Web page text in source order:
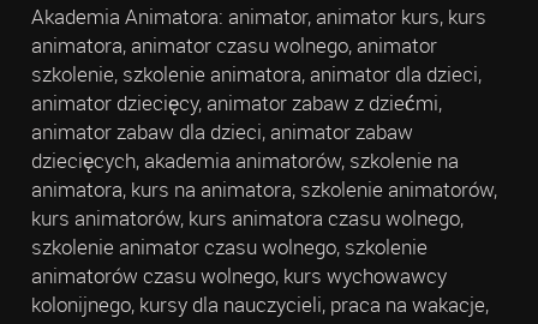
Akademia Animatora: animator, animator kurs, kurs
animatora, animator czasu wolnego, animator
szkolenie, szkolenie animatora, animator dla dzieci,
animator dziecięcy, animator zabaw z dziećmi,
animator zabaw dla dzieci, animator zabaw
dziecięcych, akademia animatorów, szkolenie na
animatora, kurs na animatora, szkolenie animatorów,
kurs animatorów, kurs animatora czasu wolnego,
szkolenie animator czasu wolnego, szkolenie
animatorów czasu wolnego, kurs wychowawcy
kolonijnego, kursy dla nauczycieli, praca na wakacje,